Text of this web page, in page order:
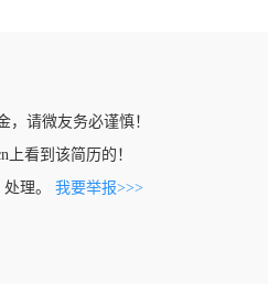
，请微友务必谨慎！
上看到该简历的！
理。 我要举报>>>